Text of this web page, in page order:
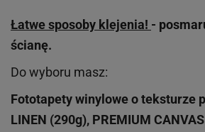
Łatwe sposoby klejenia! -
ścianę.
Do wyboru masz:
Fototapety winylowe oteksturze
LINEN (290g), PREMIUM